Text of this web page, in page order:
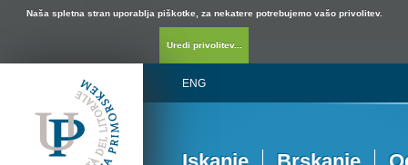
Naša spletna stran uporablja piškotke, za nekatere potrebujemo vašo privolitev.
Uredi privolitev...
ENG